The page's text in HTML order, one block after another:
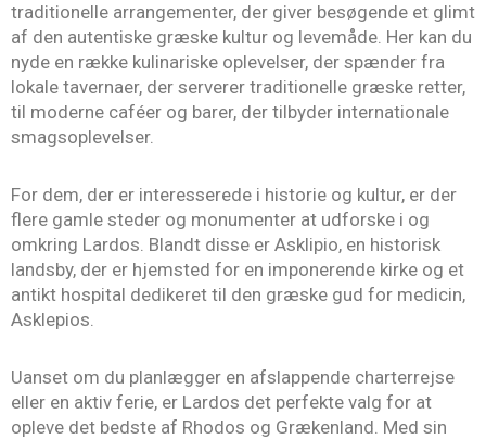
traditionelle arrangementer, der giver besøgende et glimt
af den autentiske græske kultur og levemåde. Her kan du
nyde en række kulinariske oplevelser, der spænder fra
lokale tavernaer, der serverer traditionelle græske retter,
til moderne caféer og barer, der tilbyder internationale
smagsoplevelser.
For dem, der er interesserede i historie og kultur, er der
flere gamle steder og monumenter at udforske i og
omkring Lardos. Blandt disse er Asklipio, en historisk
landsby, der er hjemsted for en imponerende kirke og et
antikt hospital dedikeret til den græske gud for medicin,
Asklepios.
Uanset om du planlægger en afslappende charterrejse
eller en aktiv ferie, er Lardos det perfekte valg for at
opleve det bedste af Rhodos og Grækenland. Med sin